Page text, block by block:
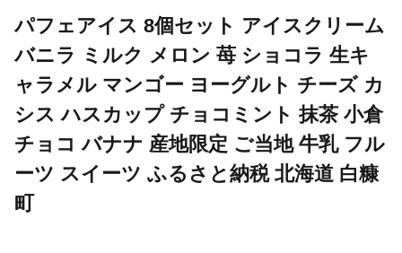
パフェアイス 8個セット アイスクリーム
バニラ ミルク メロン 苺 ショコラ 生キ
ャラメル マンゴー ヨーグルト チーズ カ
シス ハスカップ チョコミント 抹茶 小倉
チョコ バナナ 産地限定 ご当地 牛乳 フル
ーツ スイーツ ふるさと納税 北海道 白糠
町